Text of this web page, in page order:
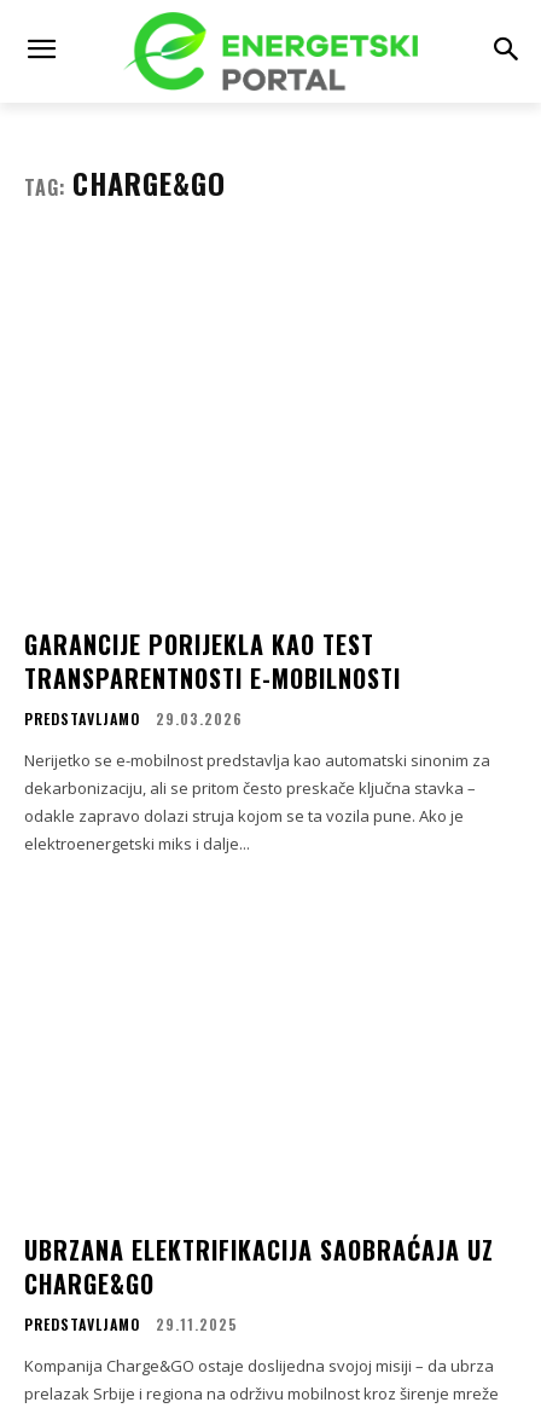
TAG: CHARGE&GO
GARANCIJE PORIJEKLA KAO TEST
TRANSPARENTNOSTI E-MOBILNOSTI
PREDSTAVLJAMO 29.03.2026
Nerijetko se e-mobilnost predstavlja kao automatski sinonim za
dekarbonizaciju, ali se pritom često preskače ključna stavka –
odakle zapravo dolazi struja kojom se ta vozila pune. Ako je
elektroenergetski miks i dalje...
UBRZANA ELEKTRIFIKACIJA SAOBRAĆAJA UZ
CHARGE&GO
PREDSTAVLJAMO 29.11.2025
Kompanija Charge&GO ostaje doslijedna svojoj misiji – da ubrza
prelazak Srbije i regiona na održivu mobilnost kroz širenje mreže